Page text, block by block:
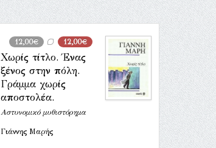
12,00€ 12,00€
Χωρίς τίτλο. Ένας
ξένος στην πόλη.
Γράμμα χωρίς
αποστολέα.
Αστυνομικό μυθιστόρημα
Γιάννης Μαρής